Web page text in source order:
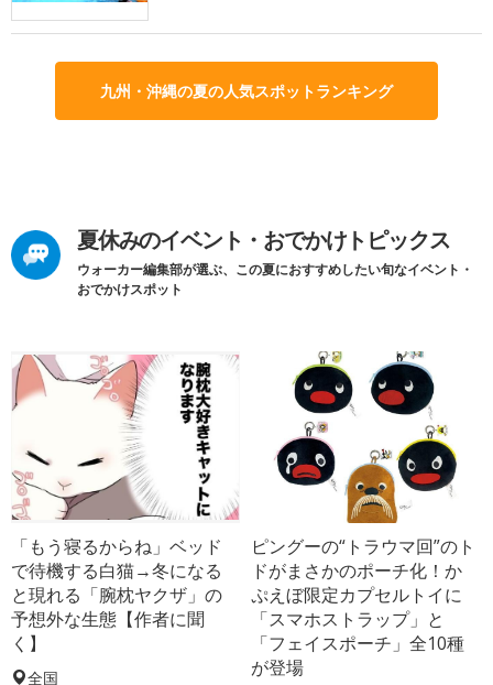
九州・沖縄の夏の人気スポットランキング
夏休みのイベント・おでかけトピックス
ウォーカー編集部が選ぶ、この夏におすすめしたい旬なイベント・
おでかけスポット
「もう寝るからね」ベッド
で待機する白猫→冬になる
と現れる「腕枕ヤクザ」の
予想外な生態【作者に聞
く】
全国
ピングーの“トラウマ回”のト
ドがまさかのポーチ化！か
ぷえぼ限定カプセルトイに
「スマホストラップ」と
「フェイスポーチ」全10種
が登場